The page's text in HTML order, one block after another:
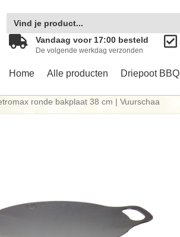
Zoek
naar:
Vandaag voor 17:00 besteld
De volgende werkdag verzonden
Home Alle producten Driepoot BBQ
ronde bakplaat 38 cm | Vuurschaa